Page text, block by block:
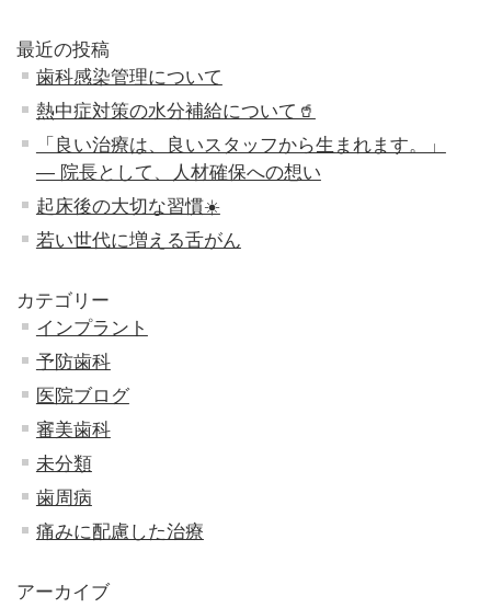
最近の投稿
歯科感染管理について
熱中症対策の水分補給について🥤
「良い治療は、良いスタッフから生まれます。」
― 院長として、人材確保への想い
起床後の大切な習慣☀️
若い世代に増える舌がん
カテゴリー
インプラント
予防歯科
医院ブログ
審美歯科
未分類
歯周病
痛みに配慮した治療
アーカイブ